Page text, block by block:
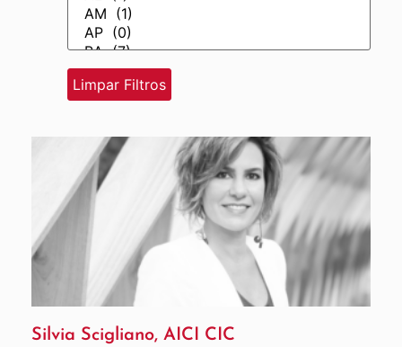
Silvia Scigliano, AICI CIC